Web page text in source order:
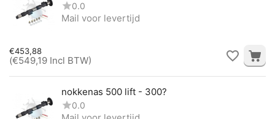
0.0
Mail voor levertijd
€453,88
(€549,19 Incl BTW)
nokkenas 500 lift - 300?
0.0